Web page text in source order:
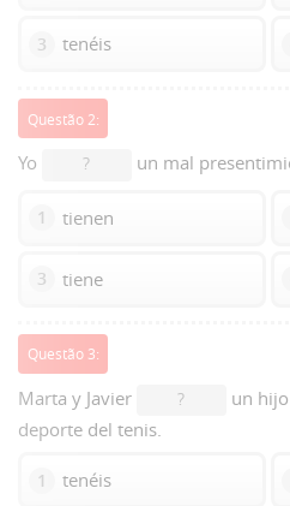
3 tenéis
Questão 2:
Yo ? un mal
1 tienen
3 tiene
Questão 3:
Marta y Javier ?
un
deporte del tenis.
1 tenéis